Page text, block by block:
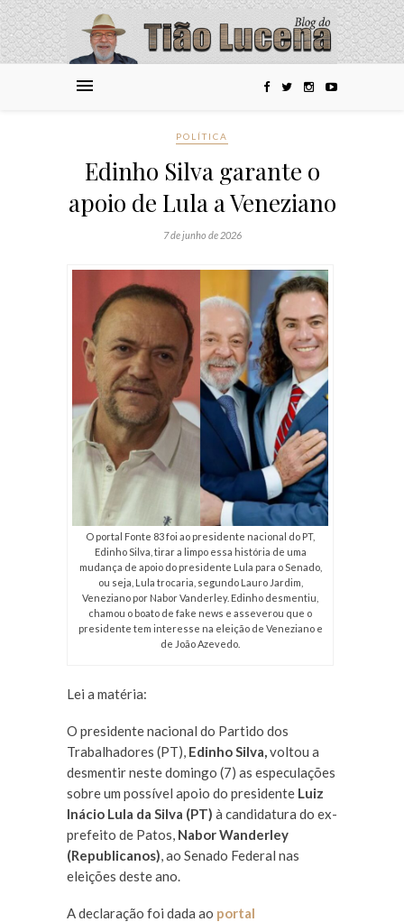
POLÍTICA
Edinho Silva garante o
apoio de Lula a Veneziano
7 de junho de 2026
O portal Fonte 83 foi ao presidente nacional do PT,
Edinho Silva, tirar a limpo essa história de uma
mudança de apoio do presidente Lula para o Senado,
ou seja, Lula trocaria, segundo Lauro Jardim,
Veneziano por Nabor Vanderley. Edinho desmentiu,
chamou o boato de fake news e asseverou que o
presidente tem interesse na eleição de Veneziano e
de João Azevedo.
Lei a matéria:
O presidente nacional do Partido dos
Trabalhadores (PT), Edinho Silva,voltou a
desmentir neste domingo (7) as especulações
sobre um possível apoio do presidente Luiz
Inácio Lula da Silva (PT) à candidatura do ex-
prefeito de Patos, Nabor Wanderley
(Republicanos), ao Senado Federal nas
eleições deste ano.
A declaração foi dada ao portal